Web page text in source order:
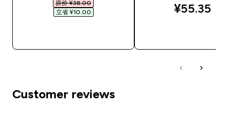
原价 ¥38.00‎
立省 ¥10.00‎
¥55.35‎
Customer reviews